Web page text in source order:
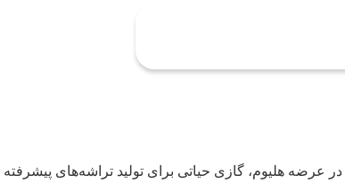
عرضه هلیوم، گازی حیاتی برای تولید تراشه‌های پیشرفته